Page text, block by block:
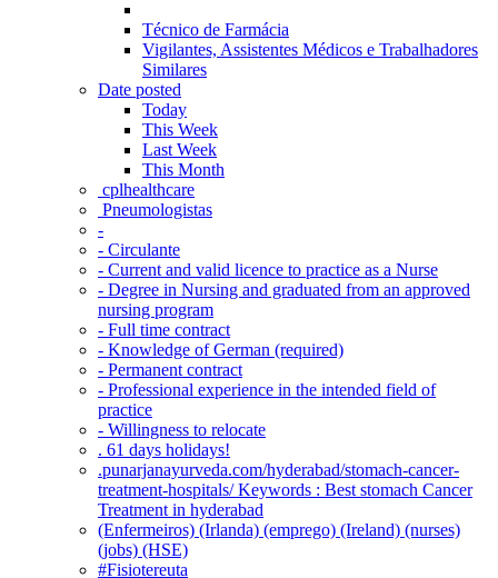
Técnico de Farmácia
Vigilantes, Assistentes Médicos e Trabalhadores
Similares
Date posted
Today
This Week
Last Week
This Month
‎ cplhealthcare‬
Pneumologistas
-
- Circulante
- Current and valid licence to practice as a Nurse
- Degree in Nursing and graduated from an approved
nursing program
- Full time contract
- Knowledge of German (required)
- Permanent contract
- Professional experience in the intended field of
practice
- Willingness to relocate
. 61 days holidays!
.punarjanayurveda.com/hyderabad/stomach-cancer-
treatment-hospitals/ Keywords : Best stomach Cancer
Treatment in hyderabad
(Enfermeiros) (Irlanda) (emprego) (Ireland) (nurses)
(jobs) (HSE)
#Fisiotereuta